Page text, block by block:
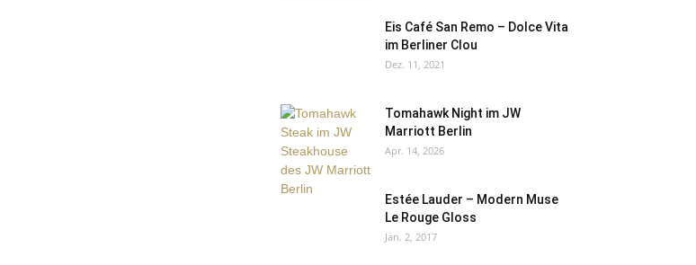
Eis Café San Remo – Dolce Vita
im Berliner Clou
Dez. 11, 2021
Tomahawk Night im JW
Marriott Berlin
Apr. 14, 2026
Estée Lauder – Modern Muse
Le Rouge Gloss
Jan. 2, 2017